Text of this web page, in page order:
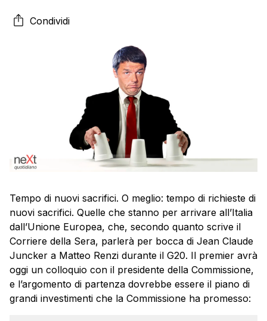
Condividi
Tempo di nuovi sacrifici. O meglio: tempo di richieste di
nuovi sacrifici. Quelle che stanno per arrivare all’Italia
dall’Unione Europea, che, secondo quanto scrive il
Corriere della Sera, parlerà per bocca di Jean Claude
Juncker a Matteo Renzi durante il G20. Il premier avrà
oggi un colloquio con il presidente della Commissione,
e l’argomento di partenza dovrebbe essere il piano di
grandi investimenti che la Commissione ha promesso: